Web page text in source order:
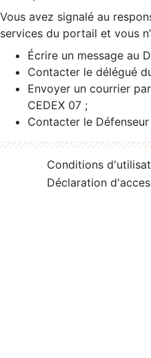
Vous avez signalé au
services du portail et vous
Écrire un message au
Contacter le délégué
Envoyer un courrier
CEDEX 07 ;
Contacter le
Conditions
Déclaration